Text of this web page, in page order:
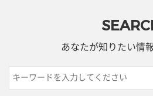
あなたが知りたい情